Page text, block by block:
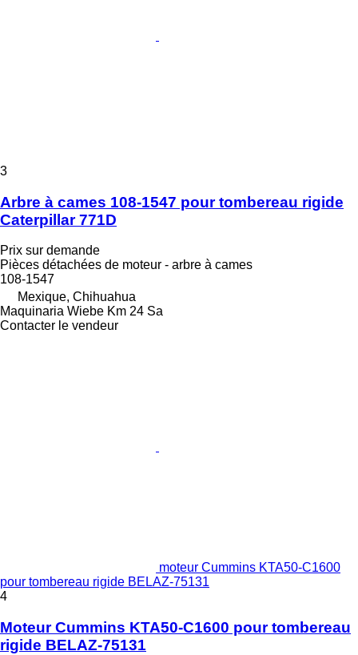
3
Arbre à cames 108-1547 pour tombereau rigide
Caterpillar 771D
Prix sur demande
Pièces détachées de moteur - arbre à cames
108-1547
Mexique, Chihuahua
Maquinaria Wiebe Km 24 Sa
Contacter le vendeur
moteur Cummins KTA50-C1600
pour tombereau rigide BELAZ-75131
4
Moteur Cummins KTA50-C1600 pour tombereau
rigide BELAZ-75131